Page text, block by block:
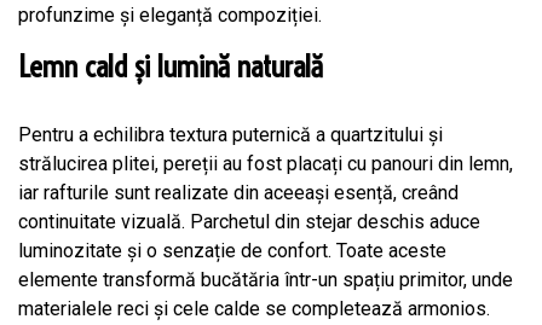
profunzime și eleganță compoziției.
Lemn cald și lumină naturală
Pentru a echilibra textura puternică a quartzitului și
strălucirea plitei, pereții au fost placați cu panouri din lemn,
iar rafturile sunt realizate din aceeași esență, creând
continuitate vizuală. Parchetul din stejar deschis aduce
luminozitate și o senzație de confort. Toate aceste
elemente transformă bucătăria într-un spațiu primitor, unde
materialele reci și cele calde se completează armonios.